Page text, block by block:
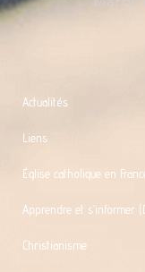
Actualités
Liens
Église catholique en
Apprendre et s’informer
Christianisme